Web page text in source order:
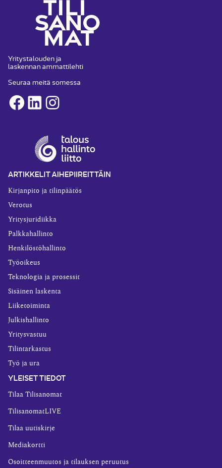
Yritystalouden ja
laskennan ammattilehti
Seuraa meitä somessa
Facebook
LinkedInInstagram
ARTIKKELIT AIHEPIIREITTÄIN
Kirjanpito ja tilinpäätös
Verotus
Yritysjuridiikka
Palkkahallinto
Henkilöstöhallinto
Työoikeus
Teknologia ja prosessit
Sisäinen laskenta
Liiketoiminta
Julkishallinto
Yritysvastuu
Tilintarkastus
Työ ja ura
YLEISET TIEDOT
Tilaa Tilisanomat
TilisanomatLIVE
Tilaa uutiskirje
Mediakortti
Osoitteenmuutos ja tilauksen peruutus